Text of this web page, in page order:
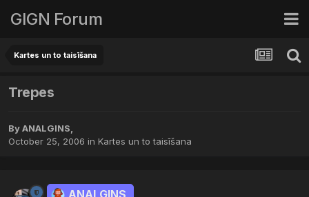
GIGN Forum
Kartes un to taisīšana
Trepes
ByANALGINS,
October 25, 2006 in Kartes un to taisīšana